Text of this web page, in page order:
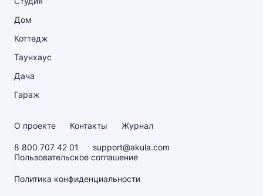
Дом
Коттедж
Таунхаус
Дача
Гараж
О проекте Контакты Журнал
8 800 707 42 01
support@akula.com
Пользовательское соглашение
Политика конфиденциальности